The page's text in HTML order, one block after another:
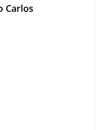
Carlos